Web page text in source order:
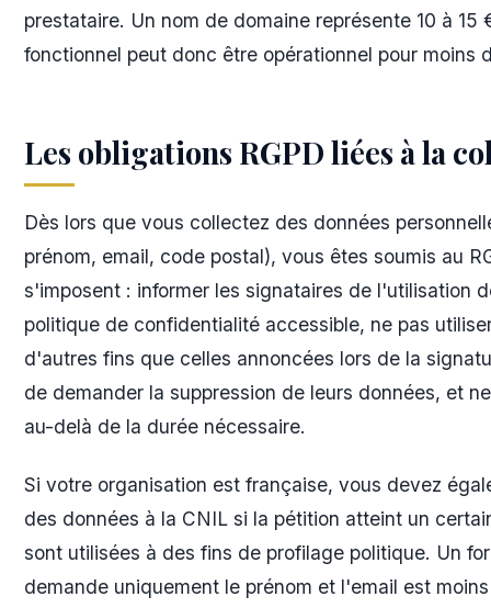
prestataire. Un nom de domaine représente 10 à
fonctionnel peut donc être opérationnel pour moins
Les obligations RGPD liées à la
Dès lors que vous collectez des données
prénom, email, code postal), vous êtes soumis au
s'imposent : informer les signataires de l'utilisation
politique de confidentialité accessible, ne pas
d'autres fins que celles annoncées lors de la
de demander la suppression de leurs données, et
au-delà de la durée nécessaire.
Si votre organisation est française, vous devez
des données à la CNIL si la pétition atteint un
sont utilisées à des fins de profilage politique. Un
demande uniquement le prénom et l'email est